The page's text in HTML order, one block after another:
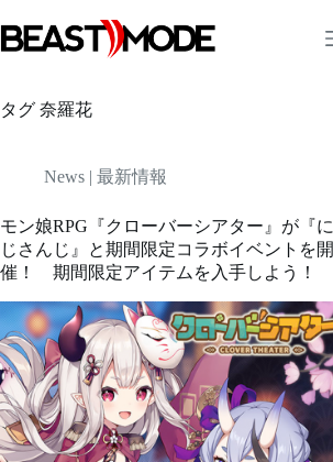
ン
テ
ツ
へ
プ
タグ 奈羅花
News | 最新情報
モン娘RPG『クローバーシアター』が『に
じさんじ』と期間限定コラボイベントを開
催！ 期間限定アイテムを入手しよう！